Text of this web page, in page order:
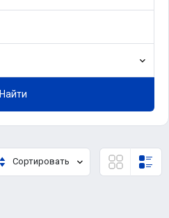
Найти
Сортировать